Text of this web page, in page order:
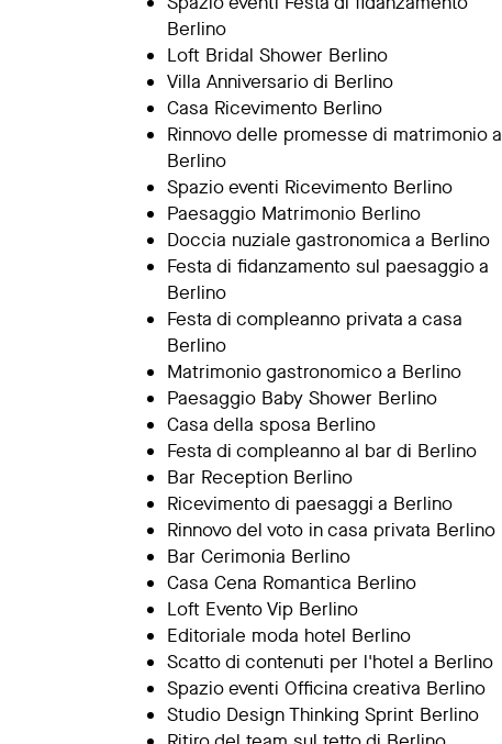
Berlino
Loft Bridal Shower Berlino
Villa Anniversario di Berlino
Casa Ricevimento Berlino
Rinnovo delle promesse di matrimonio a
Berlino
Spazio eventi Ricevimento Berlino
Paesaggio Matrimonio Berlino
Doccia nuziale gastronomica a Berlino
Festa di fidanzamento sul paesaggio a
Berlino
Festa di compleanno privata a casa
Berlino
Matrimonio gastronomico a Berlino
Paesaggio Baby Shower Berlino
Casa della sposa Berlino
Festa di compleanno al bar di Berlino
Bar Reception Berlino
Ricevimento di paesaggi a Berlino
Rinnovo del voto in casa privata Berlino
Bar Cerimonia Berlino
Casa Cena Romantica Berlino
Loft Evento Vip Berlino
Editoriale moda hotel Berlino
Scatto di contenuti per l'hotel a Berlino
Spazio eventi Officina creativa Berlino
Studio Design Thinking Sprint Berlino